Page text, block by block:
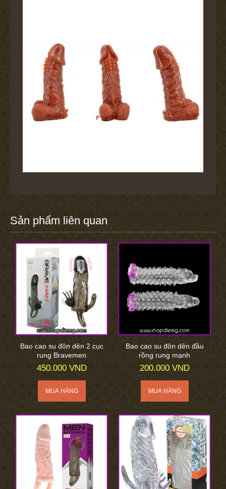
Sản phẩm liên quan
Bao cao su đôn dên 2 cục
rung Bravemen
450.000 VND
Bao cao su đôn dên đầu
rồng rung mạnh
200.000 VND